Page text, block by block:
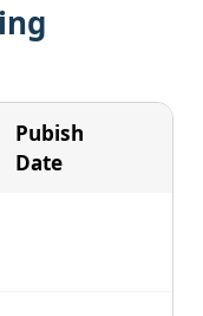
Pubish
Date